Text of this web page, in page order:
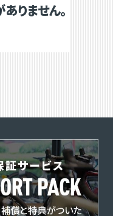
りません。